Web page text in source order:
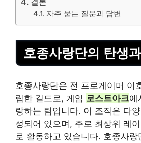
자주 묻는 질문과 답변
호종사랑단의 탄생
호종사랑단은 전 프로게이머 이
립한 길드로, 게임 로스트아크에
랑하는 팀입니다. 이 조직은 다
성되어 있으며, 주로 최상위 레이
로 활동하고 있습니다. 호종사